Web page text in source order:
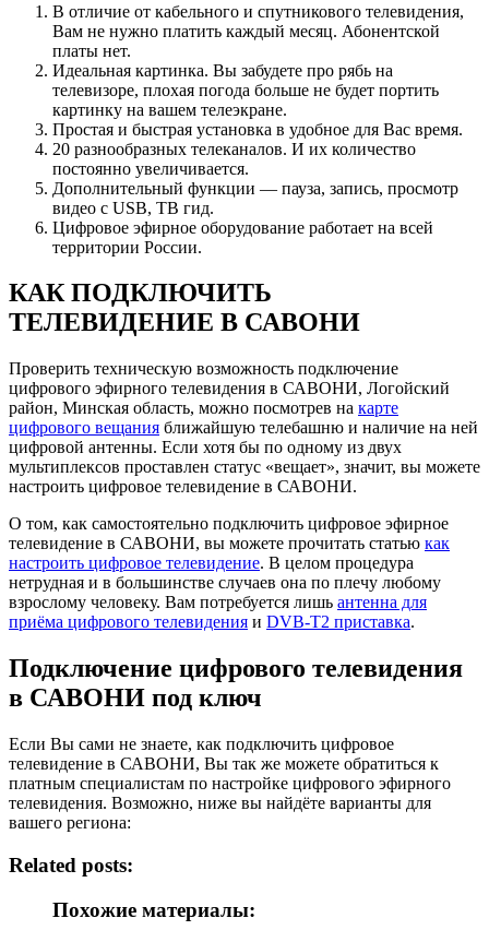
В отличие от кабельного и спутникового телевидения,
Вам не нужно платить каждый месяц. Абонентской
платы нет.
Идеальная картинка. Вы забудете про рябь на
телевизоре, плохая погода больше не будет портить
картинку на вашем телеэкране.
Простая и быстрая установка в удобное для Вас время.
20 разнообразных телеканалов. И их количество
постоянно увеличивается.
Дополнительный функции — пауза, запись, просмотр
видео с USB, ТВ гид.
Цифровое эфирное оборудование работает на всей
территории России.
КАК ПОДКЛЮЧИТЬ
ТЕЛЕВИДЕНИЕ В САВОНИ
Проверить техническую возможность подключение
цифрового эфирного телевидения в САВОНИ, Логойский
район, Минская область, можно посмотрев на карте
цифрового вещания ближайшую телебашню и наличие на ней
цифровой антенны. Если хотя бы по одному из двух
мультиплексов проставлен статус «вещает», значит, вы можете
настроить цифровое телевидение в САВОНИ.
О том, как самостоятельно подключить цифровое эфирное
телевидение в САВОНИ, вы можете прочитать статью как
настроить цифровое телевидение. В целом процедура
нетрудная и в большинстве случаев она по плечу любому
взрослому человеку. Вам потребуется лишь антенна для
приёма цифрового телевидения и DVB-T2 приставка.
Подключение цифрового телевидения
в САВОНИ под ключ
Если Вы сами не знаете, как подключить цифровое
телевидение в САВОНИ, Вы так же можете обратиться к
платным специалистам по настройке цифрового эфирного
телевидения. Возможно, ниже вы найдёте варианты для
вашего региона:
Related posts:
Похожие материалы: